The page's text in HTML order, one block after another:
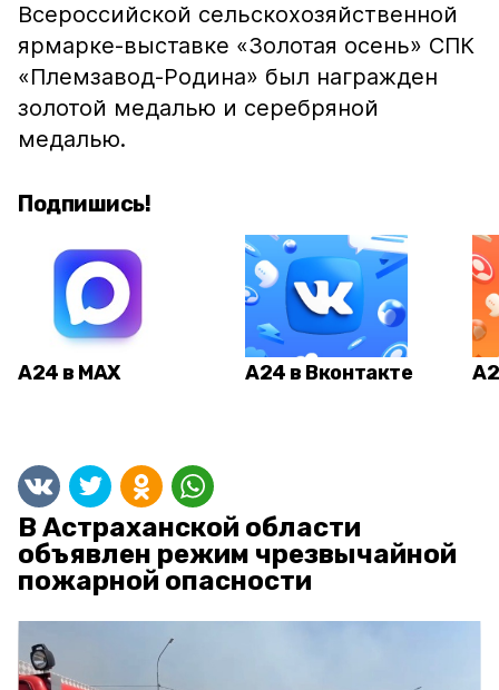
Всероссийской сельскохозяйственной
ярмарке-выставке «Золотая осень» СПК
«Племзавод-Родина» был награжден
золотой медалью и серебряной
медалью.
Подпишись!
А24 в MAX А24 в Вконтакте
В Астраханской области
объявлен режим чрезвычайной
пожарной опасности